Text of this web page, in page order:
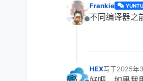
离线
Frankie YUNTU
不同编译器之
HEX写于2025年
最后由 编辑